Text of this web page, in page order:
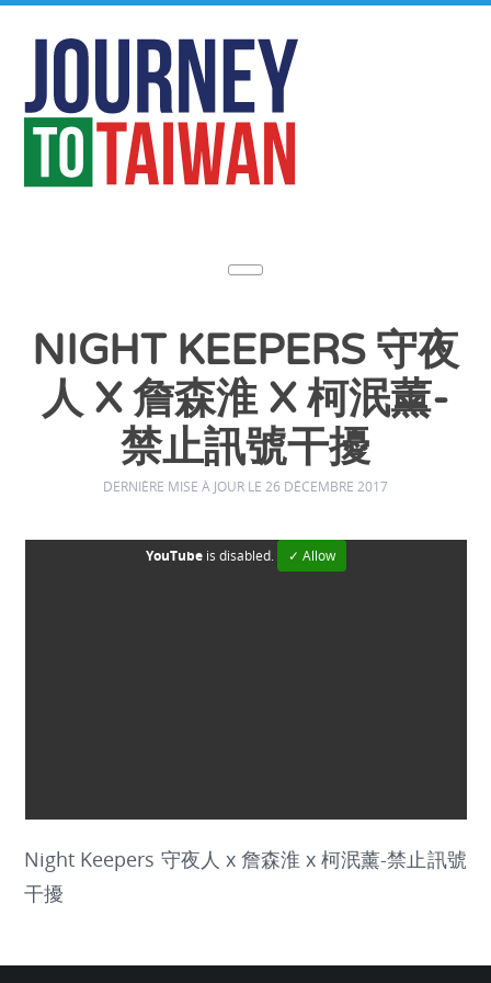
NIGHT KEEPERS 守夜
人 X 詹森淮 X 柯泯薰-
禁止訊號干擾
DERNIÈRE MISE À JOUR LE 26 DÉCEMBRE 2017
YouTubeis disabled. ✓ Allow
Night Keepers 守夜人 x 詹森淮 x 柯泯薰-禁止訊號
干擾